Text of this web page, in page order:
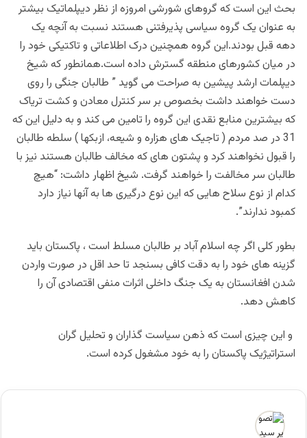
بحث این است که گروهای شورشی امروزه از نظر دیپلماتیک بیشتر
به عنوان یک گروه سیاسی پذیرفتنی هستند نسبت به آنچه یک
دهه قبل بودند.این گروه همچنین درک اطلاعاتی و تاکتیکی خود را
در میان کشورهای منطقه گسترش داده است.همانطور که شیخ
دیپلمات ارشد پیشین به صراحت می گوید ” طالبان جنگی را روی
دست خواهند داشت بخصوص بر سر کنترل معادن و کشت تریاک
که بیشترین منابع نقدی این گروه را تامین می کند و به دلیل این که
31 در صد مردم ( تاجیک های هزاره و شیعه، ازبکها ) سلطه طالبان
را قبول نخواهند کرد و پشتون های که مخالف طالبان هستند نیز با
طالبان سر مخالفت را خواهند گرفت. شیخ اظهار داشت: “هیچ
كدام از نوع سلاح هایی كه این نوع درگیری ها به آنها نیاز دارد
كمبود ندارند.”
بطور کلی اگر چه اسلام آباد بر طالبان مسلط است ، پاکستان باید
گزینه های خود را به دقت کافی بسنجد تا حد اقل در صورت واردن
شدن افغانستان به یک جنگ داخلی اثرات منفی اقتصادی آن را
کاهش دهد.
و این چیزی است که ذهن سیاست گذاران و تحلیل گران
استراتیژیک پاکستان را به خود مشغول کرده است.